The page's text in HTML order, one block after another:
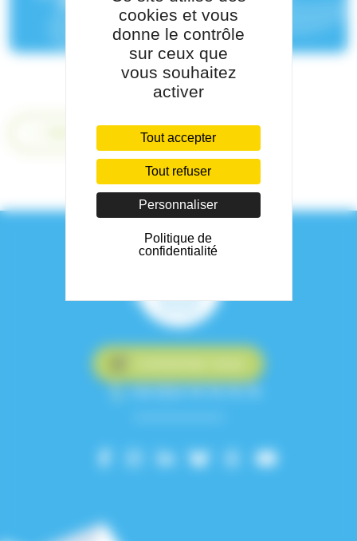
+33 (0)4 76 76 75 75
cookies et vous
donne le contrôle
sur ceux que
vous souhaitez
activer
Tout accepter
Tout refuser
Personnaliser
Politique de
confidentialité